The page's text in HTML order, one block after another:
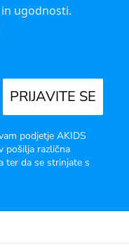
ugodnosti.
PRIJAVITE SE
podjetje AKIDS
pošilja različna
ter da se strinjate s